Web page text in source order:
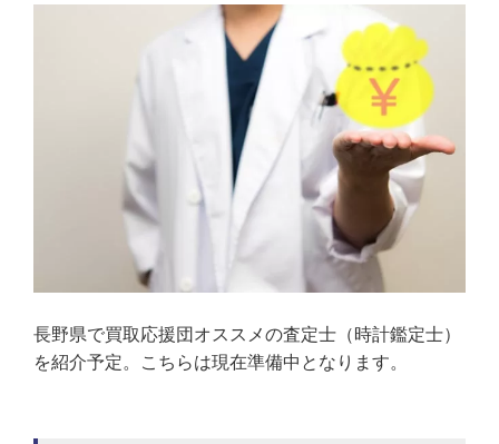
長野県で買取応援団オススメの査定士（時計鑑定士）
を紹介予定。こちらは現在準備中となります。